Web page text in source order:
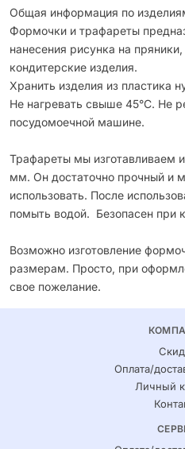
Общая информация по
Формочки и трафареты
нанесения рисунка на
кондитерские изделия.
Хранить изделия из пластика
Не нагревать свыше 45°С. Не
посудомоечной машине.
Трафареты мы изготавливаем
мм. Он достаточно прочный и
использовать. После
помыть водой. Безопасен при
Возможно изготовление
размерам. Просто, при
свое пожелание.
Оплата/
Личный